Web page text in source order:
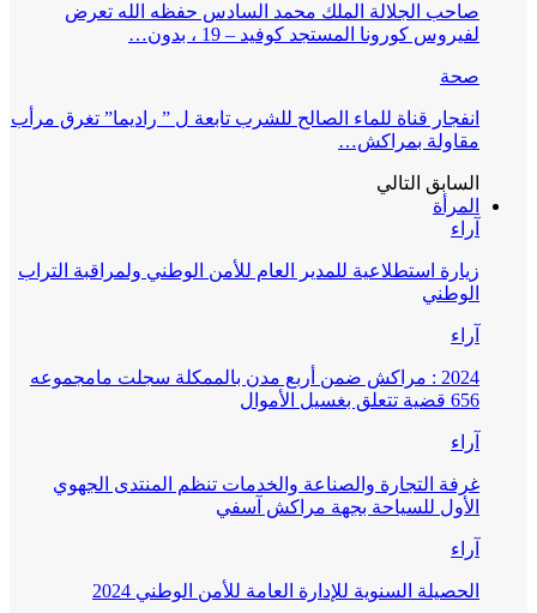
صاحب الجلالة الملك محمد السادس حفظه الله تعرض
لفيروس كورونا المستجد كوفيد – 19 ، بدون…
صحة
انفجار قناة للماء الصالح للشرب تابعة ل ” راديما” تغرق مرأب
مقاولة بمراكش…
السابق التالي
المرأة
آراء
زيارة استطلاعية للمدير العام للأمن الوطني ولمراقبة التراب
الوطني
آراء
2024 : مراكش ضمن أربع مدن بالممكلة سجلت مامجموعه
656 قضية تتعلق بغسيل الأموال
آراء
غرفة التجارة والصناعة والخدمات تنظم المنتدى الجهوي
الأول للسياحة بجهة مراكش آسفي
آراء
الحصيلة السنوية للإدارة العامة للأمن الوطني 2024